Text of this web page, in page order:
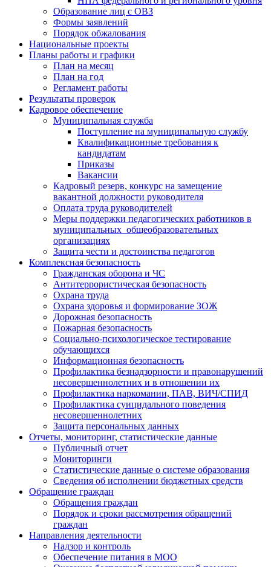
Образование лиц с ОВЗ
Формы заявлений
Порядок обжалования
Национальные проекты
Планы работы и графики
План на месяц
План на год
Регламент работы
Результаты проверок
Кадровое обеспечение
Муниципальная служба
Поступление на муниципальную службу
Квалификационные требования к
кандидатам
Приказы
Вакансии
Кадровый резерв, конкурс на замещение
вакантной должности руководителя
Оплата труда руководителей
Меры поддержки педагогических работников в
муниципальных общеобразовательных
организациях
Защита чести и достоинства педагогов
Комплексная безопасность
Гражданская оборона и ЧС
Антитеррористическая безопасность
Охрана труда
Охрана здоровья и формирование ЗОЖ
Дорожная безопасность
Пожарная безопасность
Социально-психологическое тестирование
обучающихся
Информационная безопасность
Профилактика безнадзорности и правонарушений
несовершеннолетних и в отношении их
Профилактика наркомании, ПАВ, ВИЧ/СПИД
Профилактика суицидального поведения
несовершеннолетних
Защита персональных данных
Отчеты, мониторинг, статистические данные
Публичный отчет
Мониторинги
Статистические данные о системе образования
Сведения об исполнении бюджетных средств
Обращение граждан
Обращения граждан
Порядок и сроки рассмотрения обращений
граждан
Направления деятельности
Надзор и контроль
Обеспечение питания в МОО